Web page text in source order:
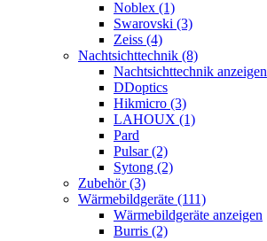
Noblex (1)
Swarovski (3)
Zeiss (4)
Nachtsichttechnik (8)
Nachtsichttechnik anzeigen
DDoptics
Hikmicro (3)
LAHOUX (1)
Pard
Pulsar (2)
Sytong (2)
Zubehör (3)
Wärmebildgeräte (111)
Wärmebildgeräte anzeigen
Burris (2)